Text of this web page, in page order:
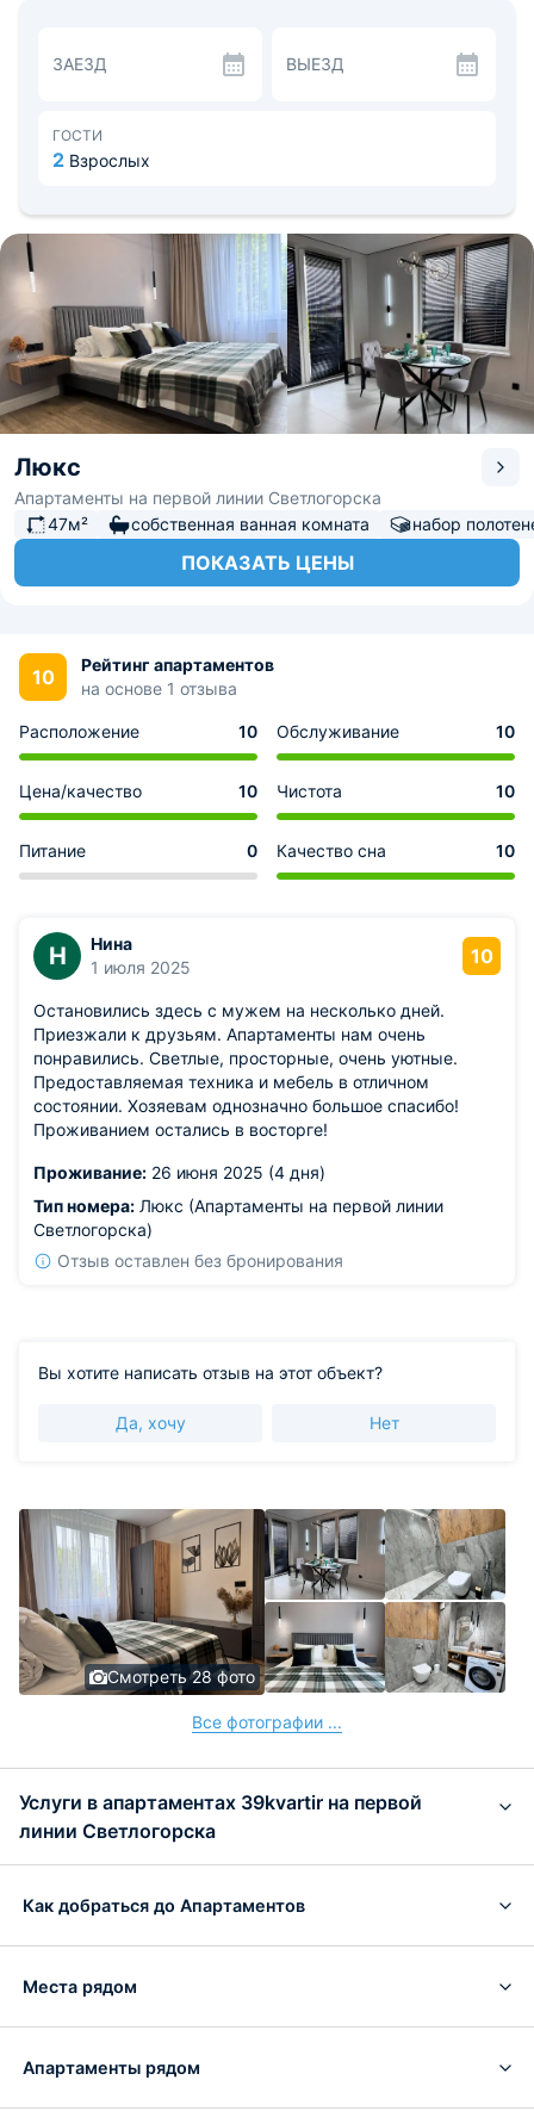
принадлежности для душа, стиральная машина и
комплект полотенец.
которая оснащена не только современной техникой, но
и набором столовых приборов и посудой. Недалеко от
культуры и отдыха, прогуляйтесь по Молодежной аллее
и посмотрите достопримечательности Калининграда.
Расстояние до аэропорта — 27 км. Расстояние до
железнодорожного вокзала — 2,1 км.
ЗАЕЗД ВЫЕЗД
ГОСТИ
2 Взрослых
Люкс
Апартаменты на первой линии Светлогорска
47м²
собственная ванная комната набор
ПОКАЗАТЬ ЦЕНЫ
10
Рейтинг апартаментов
на основе 1 отзыва
Расположение 10 Обслуживание 10
Цена/качество 10 Чистота 10
Питание 0 Качество сна 10
Н
Нина
1 июля 2025
10
Остановились здесь с мужем на несколько дней.
Приезжали к друзьям. Апартаменты нам очень
понравились. Светлые, просторные, очень уютные.
Предоставляемая техника и мебель в отличном
состоянии. Хозяевам однозначно большое спасибо!
Проживанием остались в восторге!
Проживание: 26 июня 2025 (4 дня)
Тип номера: Люкс (Апартаменты на первой линии
Светлогорска)
Отзыв оставлен без бронирования
Вы хотите написать отзыв на этот объект?
Да, хочу Нет
Смотреть 28 фото
Все фотографии ...
Услуги в апартаментах 39kvartir на первой
линии Светлогорска
Как добраться до Апартаментов
Места рядом
Апартаменты рядом